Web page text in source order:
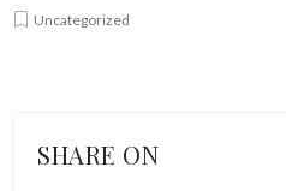
Uncategorized
SHARE ON